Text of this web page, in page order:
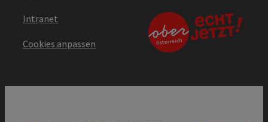
Intranet
Cookies anpassen